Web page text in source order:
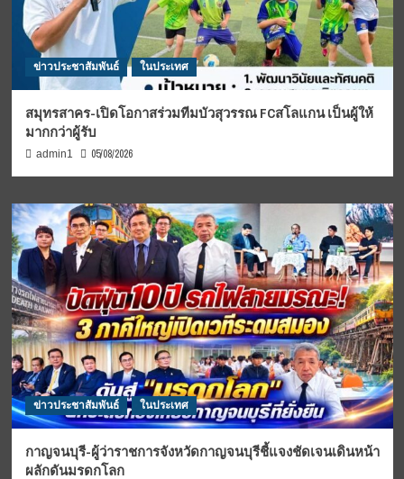
ข่าวประชาสัมพันธ์ ในประเทศ
สมุทรสาคร-เปิดโอกาสร่วมทีมบัวสุวรรณ FCสโลแกน เป็นผู้ให้
มากกว่าผู้รับ
admin1 05/08/2026
ข่าวประชาสัมพันธ์ ในประเทศ
กาญจนบุรี-ผู้ว่าราชการจังหวัดกาญจนบุรีชี้แจงชัดเจนเดินหน้า
ผลักดันมรดกโลก